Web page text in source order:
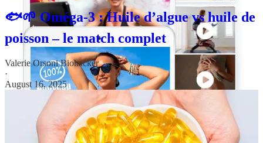
🐟🌱 Oméga-3 : Huile d’algue vs huile de
poisson – le match complet
Valerie Orsoni Biohacker
·
August 16, 2025